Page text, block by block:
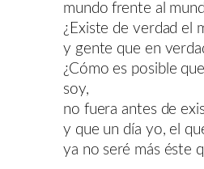
mundo frente al
¿Existe de verdad el
y gente que en
¿Cómo es posible
soy,
no fuera antes de
y que un día yo, el
ya no seré más éste